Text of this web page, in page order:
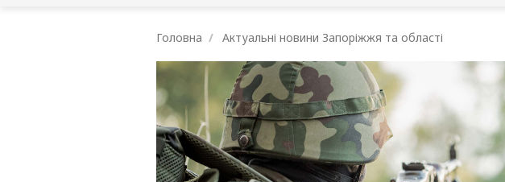
Головна Актуальні новини Запоріжжя та області